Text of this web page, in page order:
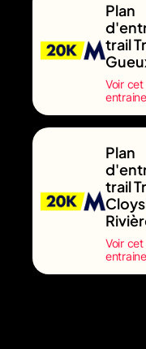
Plan
trail
Voir cet
Plan
trail
Voir cet